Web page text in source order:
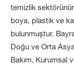
temizlik
boya, plastik ve
bulunmuştur.
Doğu ve Orta
Bakım, Kurumsal